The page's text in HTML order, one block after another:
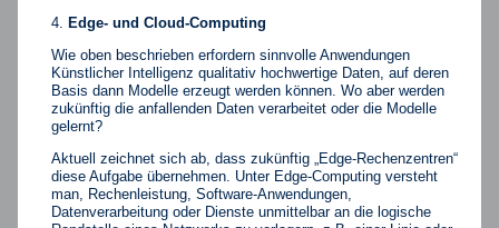
Edge- und Cloud-Computing
Wie oben beschrieben erfordern sinnvolle Anwendungen
Künstlicher Intelligenz qualitativ hochwertige Daten, auf deren
Basis dann Modelle erzeugt werden können. Wo aber werden
zukünftig die anfallenden Daten verarbeitet oder die Modelle
gelernt?
Aktuell zeichnet sich ab, dass zukünftig „Edge-Rechenzentren“
diese Aufgabe übernehmen. Unter Edge-Computing versteht
man, Rechenleistung, Software-Anwendungen,
Datenverarbeitung oder Dienste unmittelbar an die logische